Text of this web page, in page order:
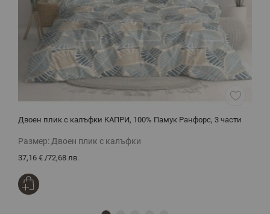
Двоен плик с калъфки КАПРИ, 100% Памук Ранфорс, 3 части
Размер: Двоен плик с калъфки
37,16 € /72,68 лв.